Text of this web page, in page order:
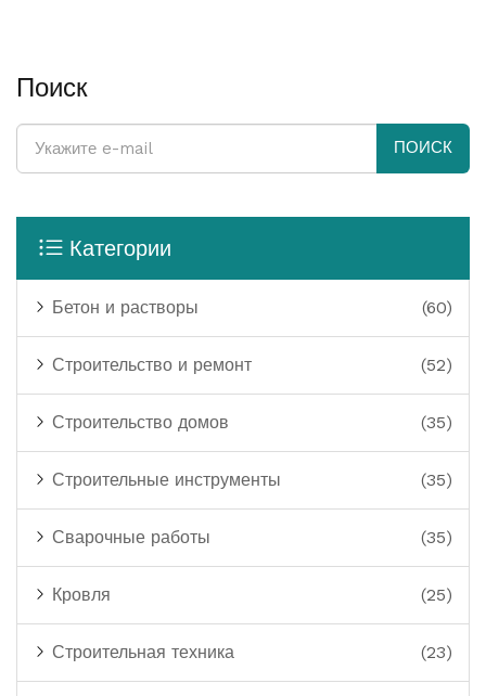
Поиск
ПОИСК
Категории
Бетон и растворы (60)
Строительство и ремонт (52)
Строительство домов (35)
Строительные инструменты (35)
Сварочные работы (35)
Кровля (25)
Строительная техника (23)